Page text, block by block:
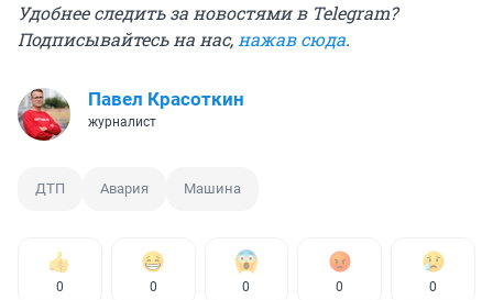
Удобнее следить за новостями в Telegram?
Подписывайтесь на нас, нажав сюда.
Павел Красоткин
журналист
ДТП Авария Машина
0 0 0 0 0